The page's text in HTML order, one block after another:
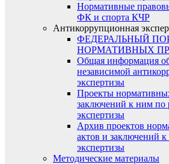
Нормативные
ФК и спорта КЧР
Антикоррупционная
ФЕДЕРАЛЬНЫЙ
НОРМАТИВНЫХ
Общая информация
независимой
экспертизы
Проекты
заключений к ним по
экспертизы
Архив проектов
актов и заключений к
экспертизы
Методические материалы